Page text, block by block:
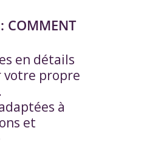
COMMENT
en détails
votre propre
à
et